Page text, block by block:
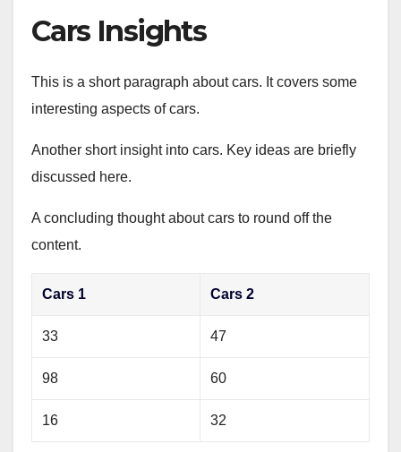
Cars Insights
This is a short paragraph about cars. It covers some
interesting aspects of cars.
Another short insight into cars. Key ideas are briefly
discussed here.
A concluding thought about cars to round off the
content.
Cars 1 Cars 2
33 47
98 60
16 32